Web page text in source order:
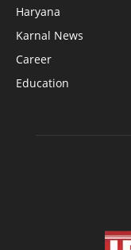
Haryana
Karnal News
Career
Education